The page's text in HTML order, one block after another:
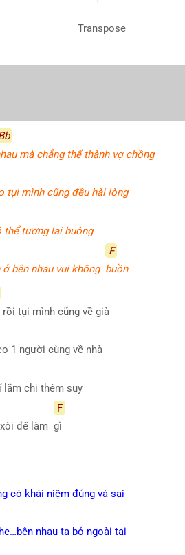
Transpose
mà chẳng thể thành vợ chồng
tụi mình cũng đều hài lòng
thể tương lai buông
ở bên nhau vui không
F
buồn
rồi tụi mình cũng về già
1 người cùng về nhà
lắm chi thêm suy
để làm
F
gì
có khái niệm đúng và sai
nhau ta bỏ ngoài tai